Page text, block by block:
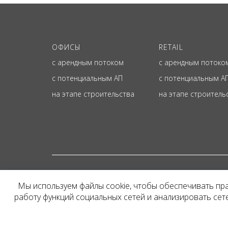
ОФИСЫ
с арендным потоком
с потенциальным АП
на этапе строительства
RETAIL
с арендным
с потенциальным
на этапе
Представленная на
и не является
Мы используем файлы cookie, чтобы обеспечивать
работу функций социальных сетей и анализировать